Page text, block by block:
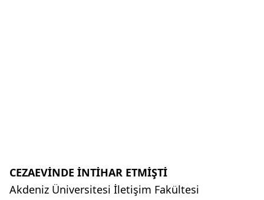
CEZAEVİNDE İNTİHAR ETMİŞTİ
Akdeniz Üniversitesi İletişim Fakültesi